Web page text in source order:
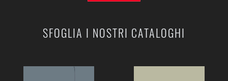
SFOGLIA I NOSTRI CATALOGHI